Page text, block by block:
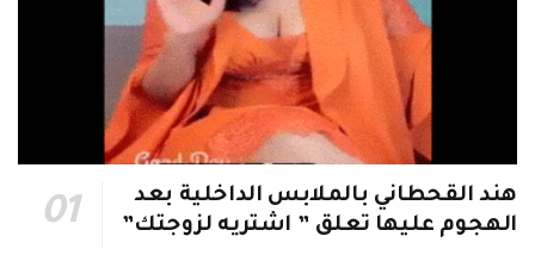
هند القحطاني بالملابس الداخلية بعد
الهجوم عليها تعلق ” اشتريه لزوجتك”